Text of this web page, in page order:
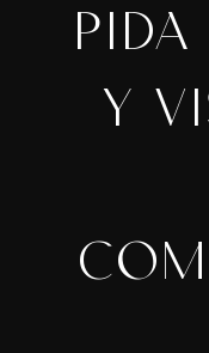
Y